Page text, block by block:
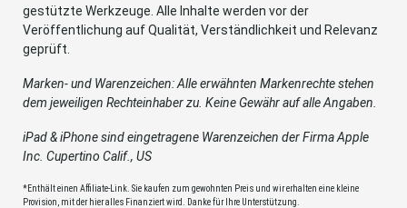
gestützte Werkzeuge. Alle Inhalte werden vor der
Veröffentlichung auf Qualität, Verständlichkeit und Relevanz
geprüft.
Marken- und Warenzeichen: Alle erwähnten Markenrechte stehen
dem jeweiligen Rechteinhaber zu. Keine Gewähr auf alle Angaben.
iPad & iPhone sind eingetragene Warenzeichen der Firma Apple
Inc. Cupertino Calif., US
*Enthält einen Affiliate-Link. Sie kaufen zum gewohnten Preis und wir erhalten eine kleine
Provision, mit der hier alles Finanziert wird. Danke für Ihre Unterstützung.